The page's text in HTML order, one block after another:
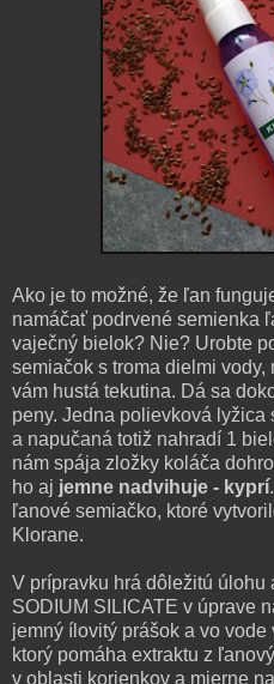
Ako je to možné, že ľan
namáčať podrvené semienka
vaječný bielok? Nie? Urobte
semiačok s troma dielmi
vám hustá tekutina. Dá sa
peny. Jedna polievková
a napučaná totiž nahradí 1
nám spája zložky koláča
ho aj jemne nadvihuje - kyprí
ľanové semiačko, ktoré
Klorane.
V prípravku hrá dôležitú úlohu
SODIUM SILICATE v úprave
jemný ílovitý prášok a vo vode
ktorý pomáha extraktu z
v oblasti korienkov a mierne